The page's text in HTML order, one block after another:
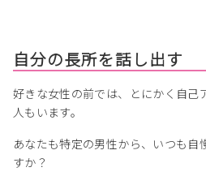
自分の長所を話し出す
好きな女性の前では、とにかく自己
人もいます。
あなたも特定の男性から、いつも自
すか？